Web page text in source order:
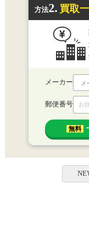
方法2. 買取
メーカー
郵便番号
無料